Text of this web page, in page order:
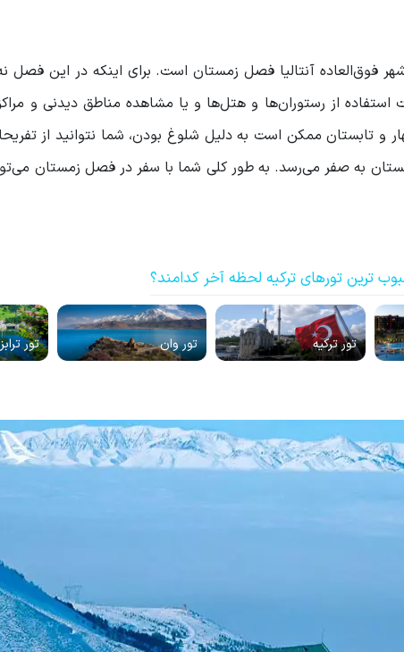
فوق‌العاده آنتالیا فصل زمستان است. برای اینکه در این فصل
از رستوران‌ها و هتل‌ها و یا مشاهده مناطق دیدنی و
تابستان ممکن است به دلیل شلوغ بودن، شما نتوانید از
به صفر می‌رسد. به طور کلی شما با سفر در فصل زمستان
ترین تورهای ترکیه لحظه آخر کدامند؟
تور ترکیه تور وان تور